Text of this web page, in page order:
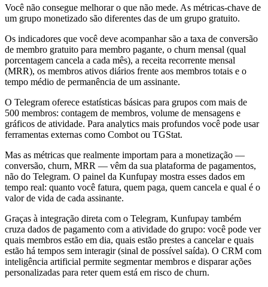
Você não consegue melhorar o que não mede. As métricas-chave de
um grupo monetizado são diferentes das de um grupo gratuito.
Os indicadores que você deve acompanhar são a taxa de conversão
de membro gratuito para membro pagante, o churn mensal (qual
porcentagem cancela a cada mês), a receita recorrente mensal
(MRR), os membros ativos diários frente aos membros totais e o
tempo médio de permanência de um assinante.
O Telegram oferece estatísticas básicas para grupos com mais de
500 membros: contagem de membros, volume de mensagens e
gráficos de atividade. Para analytics mais profundos você pode usar
ferramentas externas como Combot ou TGStat.
Mas as métricas que realmente importam para a monetização —
conversão, churn, MRR — vêm da sua plataforma de pagamentos,
não do Telegram. O painel da Kunfupay mostra esses dados em
tempo real: quanto você fatura, quem paga, quem cancela e qual é o
valor de vida de cada assinante.
Graças à integração direta com o Telegram, Kunfupay também
cruza dados de pagamento com a atividade do grupo: você pode ver
quais membros estão em dia, quais estão prestes a cancelar e quais
estão há tempos sem interagir (sinal de possível saída). O CRM com
inteligência artificial permite segmentar membros e disparar ações
personalizadas para reter quem está em risco de churn.